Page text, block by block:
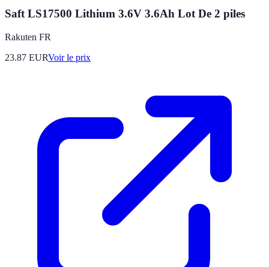
Saft LS17500 Lithium 3.6V 3.6Ah Lot De 2 piles
Rakuten FR
23.87 EURVoir le prix